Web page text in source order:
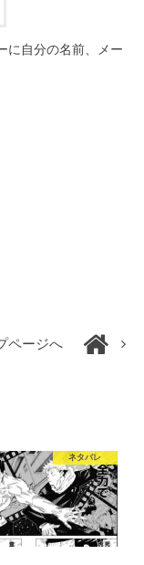
に自分の名前、メー
ページへ
ネタバレ